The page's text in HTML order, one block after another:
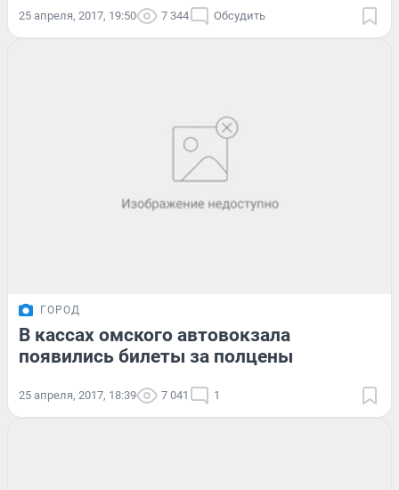
25 апреля, 2017, 19:50 7 344 Обсудить
ГОРОД
В кассах омского автовокзала
появились билеты за полцены
25 апреля, 2017, 18:39 7 041 1